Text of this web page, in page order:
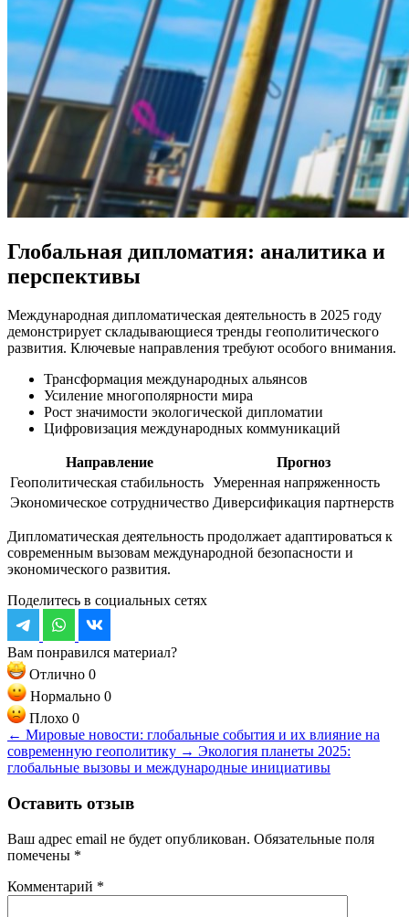
Глобальная дипломатия: аналитика и
перспективы
Международная дипломатическая деятельность в 2025 году
демонстрирует складывающиеся тренды геополитического
развития. Ключевые направления требуют особого внимания.
Трансформация международных альянсов
Усиление многополярности мира
Рост значимости экологической дипломатии
Цифровизация международных коммуникаций
Направление
Прогноз
Геополитическая стабильность Умеренная напряженность
Экономическое сотрудничество Диверсификация партнерств
Дипломатическая деятельность продолжает адаптироваться к
современным вызовам международной безопасности и
экономического развития.
Поделитесь в социальных сетях
Вам понравился материал?
Отлично 0
Нормально 0
Плохо 0
← Мировые новости: глобальные события и их влияние на
современную геополитику → Экология планеты 2025:
глобальные вызовы и международные инициативы
Оставить отзыв
Ваш адрес email не будет опубликован. Обязательные поля
помечены *
Комментарий *